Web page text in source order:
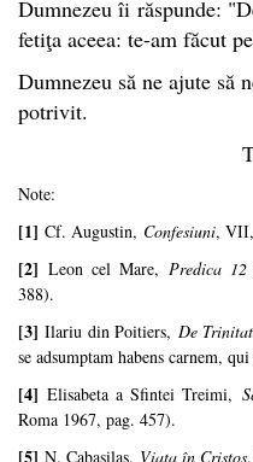
Dumnezeu îi răspunde:
fetiţa aceea: te-am făcut
Dumnezeu să ne ajute să
potrivit.
Note:
[1] Cf. Augustin, Confesiuni,
[2] Leon cel Mare, Predica 12
388).
[3] Ilariu din Poitiers, De
se adsumptam habens carnem,
[4] Elisabeta a Sfintei Treimi,
Roma 1967, pag. 457).
[5] N. Cabasilas, Viaţa în Cristos